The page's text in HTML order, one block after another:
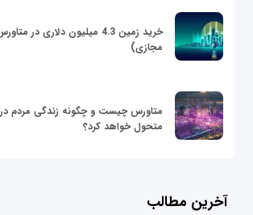
خرید زمین 4.3 میلیون دلاری
مجازی)
متاورس چیست و چگونه زندگی مردم در
متحول خواهد کرد؟
آخرین مطالب